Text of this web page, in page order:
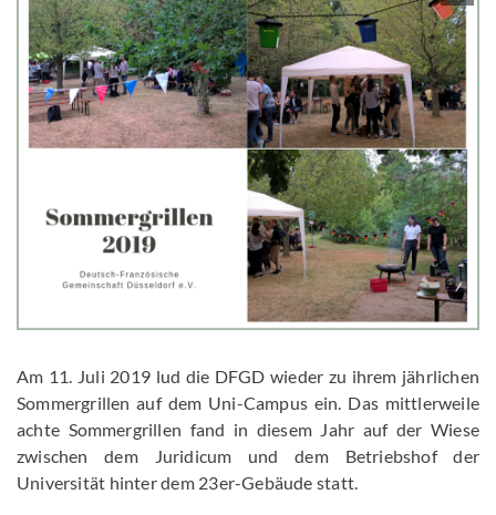
Am 11. Juli 2019 lud die DFGD wieder zu ihrem jährlichen
Sommergrillen auf dem Uni-Campus ein. Das mittlerweile
achte Sommergrillen fand in diesem Jahr auf der Wiese
zwischen dem Juridicum und dem Betriebshof der
Universität hinter dem 23er-Gebäude statt.